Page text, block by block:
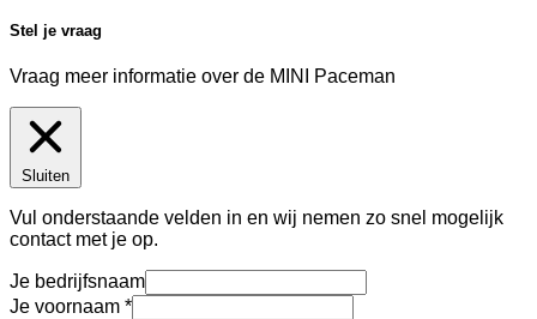
Stel je vraag
Vraag meer informatie over de MINI Paceman
Sluiten
Vul onderstaande velden in en wij nemen zo snel mogelijk
contact met je op.
Je bedrijfsnaam
Je voornaam